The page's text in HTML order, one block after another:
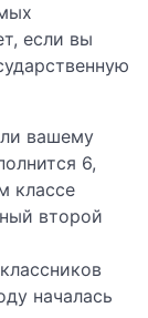
если вы
вашему
6,
классе
второй
началась